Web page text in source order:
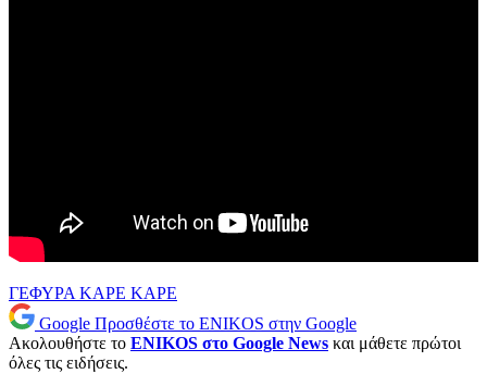
ΓΕΦΥΡΑ ΚΑΡΕ ΚΑΡΕ
Google Προσθέστε το ENIKOS στην Google
Ακολουθήστε το ENIKOS στο Google News και μάθετε πρώτοι
όλες τις ειδήσεις.